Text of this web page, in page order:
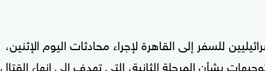
للسفر إلى القاهرة لإجراء محادثات اليوم الإثنين،
بشأن المرحلة الثانية، التي تهدف إلى إنهاء القتال